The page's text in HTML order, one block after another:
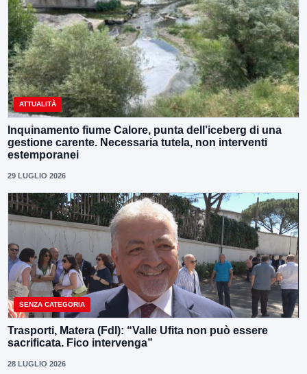
ATTUALITÀ
Inquinamento fiume Calore, punta dell’iceberg di una
gestione carente. Necessaria tutela, non interventi
estemporanei
29 LUGLIO 2026
SENZA CATEGORIA
Trasporti, Matera (FdI): “Valle Ufita non può essere
sacrificata. Fico intervenga”
28 LUGLIO 2026